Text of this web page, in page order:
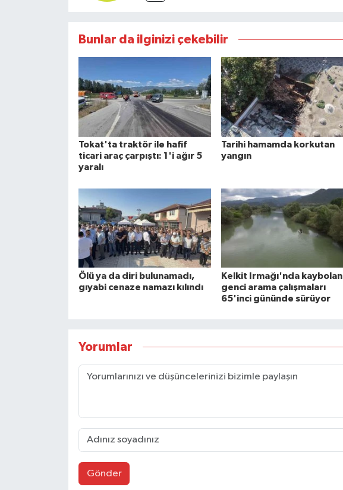
Bunlar da ilginizi çekebilir
Tokat'ta traktör ile hafif
ticari araç çarpıştı: 1'i ağır 5
yaralı
Tarihi hamamda korkutan
yangın
Ölü ya da diri bulunamadı,
gıyabi cenaze namazı kılındı
Kelkit Irmağı'nda kaybolan
genci arama çalışmaları
65'inci gününde sürüyor
Yorumlar
Gönder